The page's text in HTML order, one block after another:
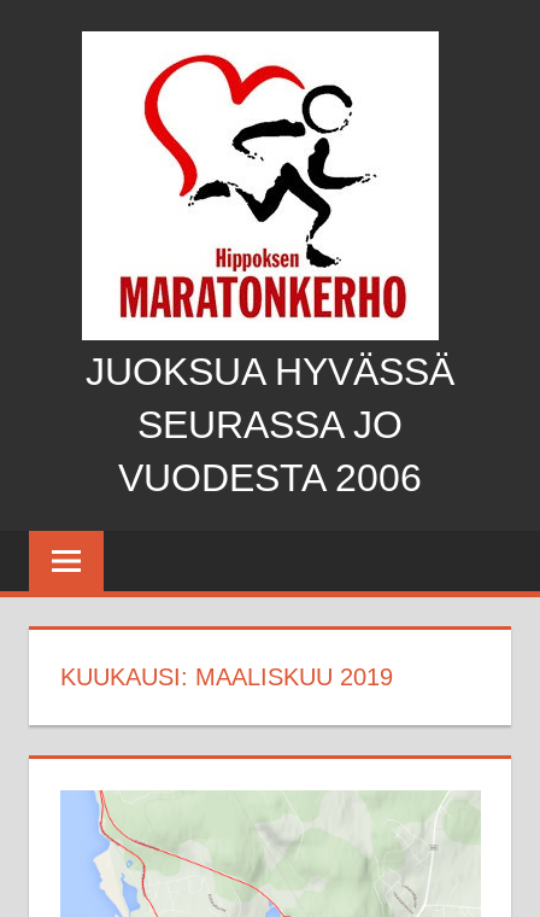
JUOKSUA HYVÄSSÄ
SEURASSA JO
VUODESTA 2006
Maratonkerho
KUUKAUSI: MAALISKUU 2019